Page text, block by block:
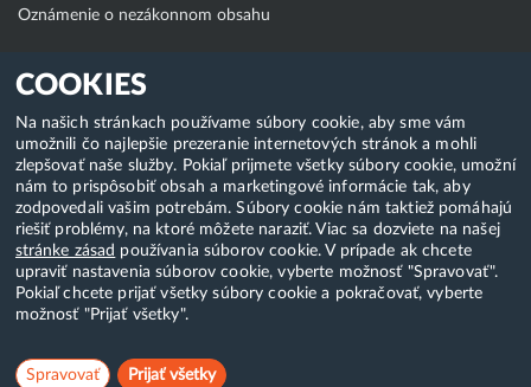
COOKIES
Na našich stránkach používame súbory cookie, aby sme vám
umožnili čo najlepšie prezeranie internetových stránok a mohli
zlepšovať naše služby. Pokiaľ prijmete všetky súbory cookie, umožní
nám to prispôsobiť obsah a marketingové informácie tak, aby
zodpovedali vašim potrebám. Súbory cookie nám taktiež pomáhajú
riešiť problémy, na ktoré môžete naraziť. Viac sa dozviete na našej
stránke zásad používania súborov cookie. V prípade ak chcete
upraviť nastavenia súborov cookie, vyberte možnosť "Spravovať".
Pokiaľ chcete prijať všetky súbory cookie a pokračovať, vyberte
možnosť "Prijať všetky".
Spravovať Prijať všetky
Oznámenie o nezákonnom obsahu
Klientská zóna
WebAdmin
WebMail
Zmena hesla (E-mail, FTP, SSH)
Webhosting
Domény
Copyright & 2018-2026 HostCreators. Všetky práva vyhradené